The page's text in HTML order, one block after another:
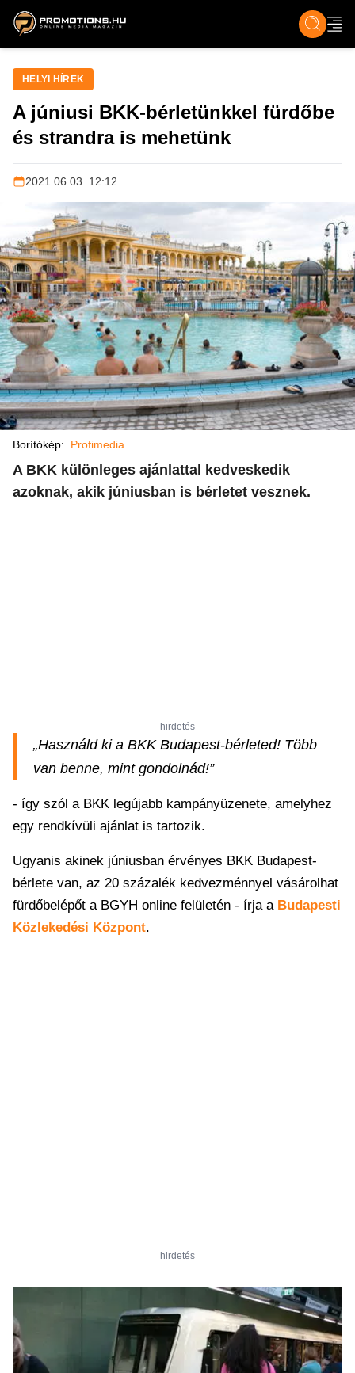
ZENE, FILM & KULT ÉLET TECH &
HELYI HÍREK
A júniusi BKK-bérletünkkel fürdőbe
és strandra is mehetünk
2021.06.03. 12:12
Borítókép: Profimedia
A BKK különleges ajánlattal kedveskedik
azoknak, akik júniusban is bérletet vesznek.
hirdetés
„Használd ki a BKK Budapest-bérleted! Több
van benne, mint gondolnád!”
- így szól a BKK legújabb kampányüzenete, amelyhez
egy rendkívüli ajánlat is tartozik.
Ugyanis akinek júniusban érvényes BKK Budapest-
bérlete van, az 20 százalék kedvezménnyel vásárolhat
fürdőbelépőt a BGYH online felületén - írja a Budapesti
Közlekedési Központ.
hirdetés